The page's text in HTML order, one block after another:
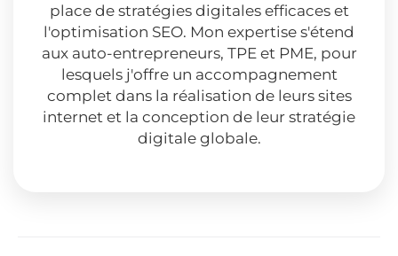
place de stratégies digitales efficaces et
l'optimisation SEO. Mon expertise s'étend
aux auto-entrepreneurs, TPE et PME, pour
lesquels j'offre un accompagnement
complet dans la réalisation de leurs sites
internet et la conception de leur stratégie
digitale globale.